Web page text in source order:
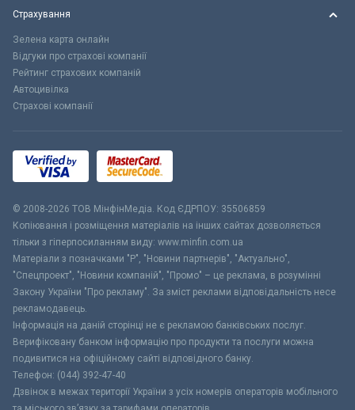
Страхування
Зелена карта онлайн
Відгуки про страхові компанії
Рейтинг страхових компаній
Автоцивілка
Страхові компанії
© 2008-2026 ТОВ МiнфiнМедiа. Код ЄДРПОУ: 35506859
Копіювання і розміщення матеріалів на інших сайтах дозволяється
тільки з гіперпосиланням виду: www.minfin.com.ua
Матеріали з позначками "Р", "Новини партнерів", "Актуально",
"Спецпроект", "Новини компаній", "Промо" – це реклама, в розумінні
Закону України "Про рекламу". За зміст реклами відповідальність несе
рекламодавець.
Інформація на даній сторінці не є рекламою банківських послуг.
Верифіковану банком інформацію про продукти та послуги можна
подивитися на офіційному сайті відповідного банку.
Телефон: (044) 392-47-40
Дзвінок в межах території України з усіх номерів операторів мобільного